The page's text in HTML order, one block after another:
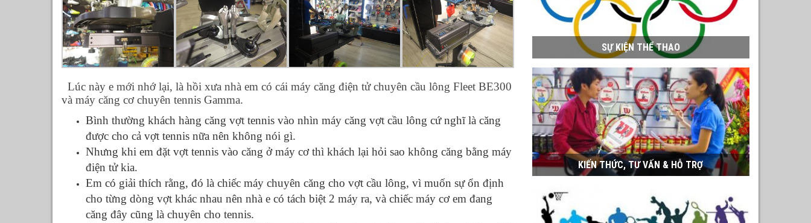
Lúc này e mới nhớ lại, là hồi xưa nhà em có cái máy căng điện tử chuyên cầu lông Fleet BE300
và máy căng cơ chuyên tennis Gamma.
Bình thường khách hàng căng vợt tennis vào nhìn máy căng vợt cầu lông cứ nghĩ là căng
được cho cả vợt tennis nữa nên không nói gì.
Nhưng khi em đặt vợt tennis vào căng ở máy cơ thì khách lại hỏi sao không căng bằng máy
điện tử kia.
Em có giải thích rằng, đó là chiếc máy chuyên căng cho vợt cầu lông, vì muốn sự ổn định
cho từng dòng vợt khác nhau nên nhà e có tách biệt 2 máy ra, và chiếc máy cơ em đang
căng đây cũng là chuyên cho tennis.
SỰ KIỆN THỂ THAO
KIẾN THỨC, TƯ VẤN & HỖ TRỢ